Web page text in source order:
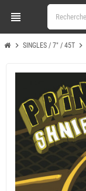
view_headline
chevron_right SINGLES / 7" / 45T chevron_right